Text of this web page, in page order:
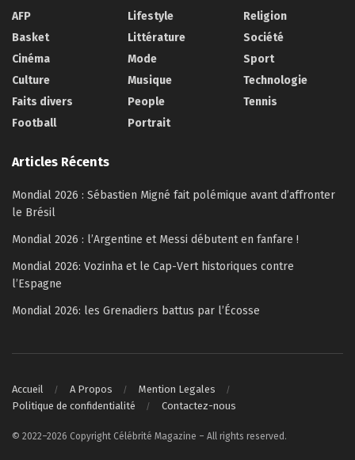
AFP
Basket
Cinéma
Culture
Faits divers
Football
Lifestyle
Littérature
Mode
Musique
People
Portrait
Religion
Société
Sport
Technologie
Tennis
Articles Récents
Mondial 2026 : Sébastien Migné fait polémique avant d’affronter
le Brésil
Mondial 2026 : l’Argentine et Messi débutent en fanfare !
Mondial 2026: Vozinha et le Cap-Vert historiques contre
l’Espagne
Mondial 2026: les Grenadiers battus par l’Écosse
Accueil A Propos
Mention Legales
Politique de confidentialité
Contactez-nous
© 2022–2026 Copyright Célébrité Magazine – All rights reserved.